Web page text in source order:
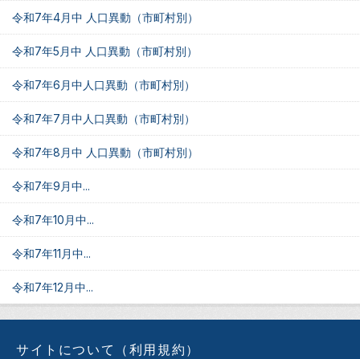
令和7年4月中 人口異動（市町村別）
令和7年5月中 人口異動（市町村別）
令和7年6月中人口異動（市町村別）
令和7年7月中人口異動（市町村別）
令和7年8月中 人口異動（市町村別）
令和7年9月中...
令和7年10月中...
令和7年11月中...
令和7年12月中...
サイトについて（利用規約）